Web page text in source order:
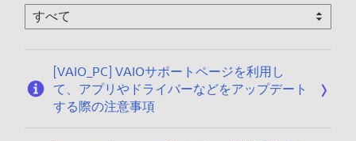
[VAIO_PC] VAIOサポートページを利用し
て、アプリやドライバーなどをアップデート
する際の注意事項